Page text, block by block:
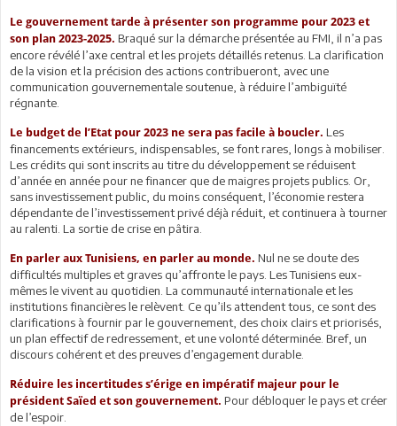
Le gouvernement tarde à présenter son programme pour 2023 et
son plan 2023-2025. Braqué sur la démarche présentée au FMI, il n’a pas
encore révélé l’axe central et les projets détaillés retenus. La clarification
de la vision et la précision des actions contribueront, avec une
communication gouvernementale soutenue, à réduire l’ambiguïté
régnante.
Le budget de l’Etat pour 2023 ne sera pas facile à boucler. Les
financements extérieurs, indispensables, se font rares, longs à mobiliser.
Les crédits qui sont inscrits au titre du développement se réduisent
d’année en année pour ne financer que de maigres projets publics. Or,
sans investissement public, du moins conséquent, l’économie restera
dépendante de l’investissement privé déjà réduit, et continuera à tourner
au ralenti. La sortie de crise en pâtira.
En parler aux Tunisiens, en parler au monde. Nul ne se doute des
difficultés multiples et graves qu’affronte le pays. Les Tunisiens eux-
mêmes le vivent au quotidien. La communauté internationale et les
institutions financières le relèvent. Ce qu’ils attendent tous, ce sont des
clarifications à fournir par le gouvernement, des choix clairs et priorisés,
un plan effectif de redressement, et une volonté déterminée. Bref, un
discours cohérent et des preuves d’engagement durable.
Réduire les incertitudes s’érige en impératif majeur pour le
président Saïed et son gouvernement. Pour débloquer le pays et créer
de l’espoir.